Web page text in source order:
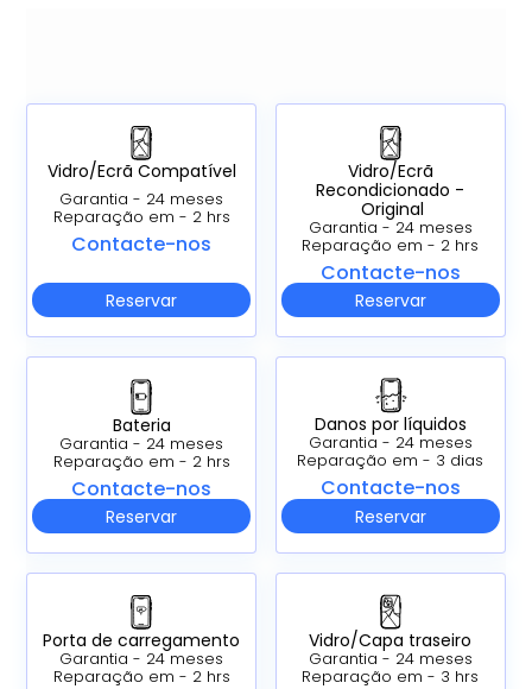
Vidro/Ecrã Compatível
Garantia - 24 meses
Reparação em - 2 hrs
Contacte-nos
Reservar
Vidro/Ecrã
Recondicionado -
Original
Garantia - 24 meses
Reparação em - 2 hrs
Contacte-nos
Reservar
Bateria
Garantia - 24 meses
Reparação em - 2 hrs
Contacte-nos
Reservar
Danos por líquidos
Garantia - 24 meses
Reparação em - 3 dias
Contacte-nos
Reservar
Porta de carregamento
Garantia - 24 meses
Reparação em - 2 hrs
Vidro/Capa traseiro
Garantia - 24 meses
Reparação em - 3 hrs